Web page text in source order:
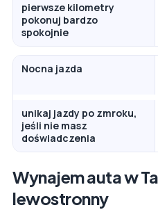
pierwsze kilometry
pokonuj bardzo
spokojnie
Nocna jazda
unikaj jazdy po zmroku,
jeśli nie masz
doświadczenia
Wynajem auta w
lewostronny